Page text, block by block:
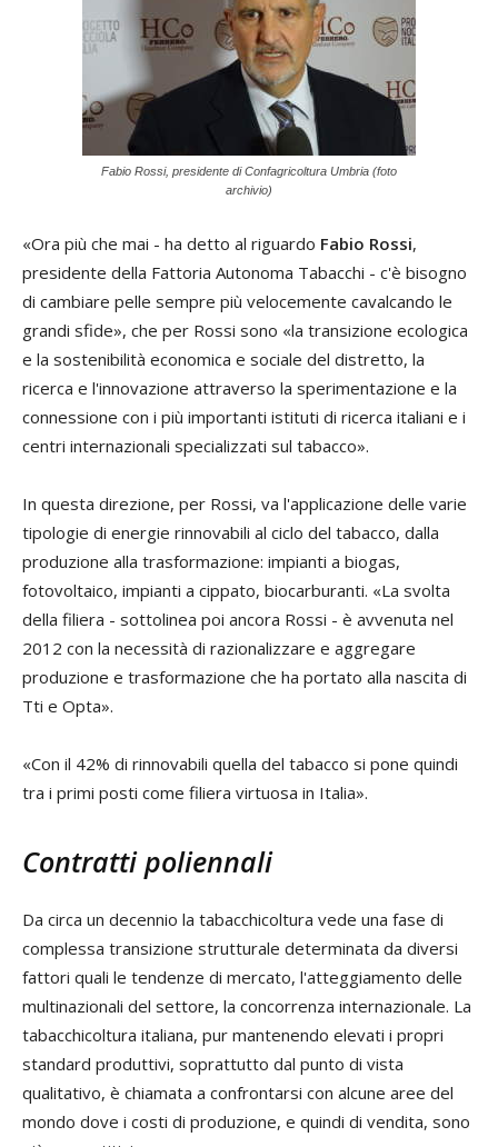
Fabio Rossi, presidente di Confagricoltura Umbria (foto
archivio)
«Ora più che mai - ha detto al riguardo Fabio Rossi,
presidente della Fattoria Autonoma Tabacchi - c'è bisogno
di cambiare pelle sempre più velocemente cavalcando le
grandi sfide», che per Rossi sono «la transizione ecologica
e la sostenibilità economica e sociale del distretto, la
ricerca e l'innovazione attraverso la sperimentazione e la
connessione con i più importanti istituti di ricerca italiani e i
centri internazionali specializzati sul tabacco».
In questa direzione, per Rossi, va l'applicazione delle varie
tipologie di energie rinnovabili al ciclo del tabacco, dalla
produzione alla trasformazione: impianti a biogas,
fotovoltaico, impianti a cippato, biocarburanti. «La svolta
della filiera - sottolinea poi ancora Rossi - è avvenuta nel
2012 con la necessità di razionalizzare e aggregare
produzione e trasformazione che ha portato alla nascita di
Tti e Opta».
«Con il 42% di rinnovabili quella del tabacco si pone quindi
tra i primi posti come filiera virtuosa in Italia».
Contratti poliennali
Da circa un decennio la tabacchicoltura vede una fase di
complessa transizione strutturale determinata da diversi
fattori quali le tendenze di mercato, l'atteggiamento delle
multinazionali del settore, la concorrenza internazionale. La
tabacchicoltura italiana, pur mantenendo elevati i propri
standard produttivi, soprattutto dal punto di vista
qualitativo, è chiamata a confrontarsi con alcune aree del
mondo dove i costi di produzione, e quindi di vendita, sono